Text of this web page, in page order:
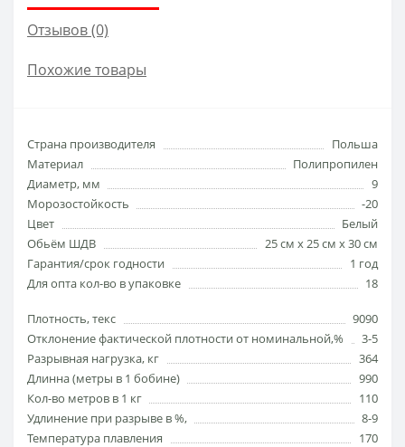
Отзывов (0)
Похожие товары
Страна производителя
Польша
Материал
Полипропилен
Диаметр, мм
9
Морозостойкость
-20
Цвет
Белый
Обьём ШДВ
25 см х 25 см х 30 см
Гарантия/срок годности
1 год
Для опта кол-во в упаковке
18
Плотность, текс
9090
Отклонение фактической плотности от номинальной,%
3-5
Разрывная нагрузка, кг
364
Длинна (метры в 1 бобине)
990
Кол-во метров в 1 кг
110
Удлинение при разрыве в %,
8-9
Температура плавления
170